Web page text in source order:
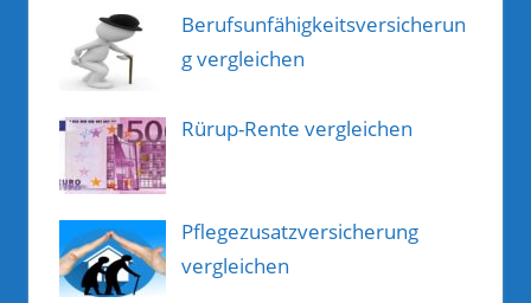
Berufsunfähigkeitsversicherun
g vergleichen
Rürup-Rente vergleichen
Pflegezusatzversicherung
vergleichen